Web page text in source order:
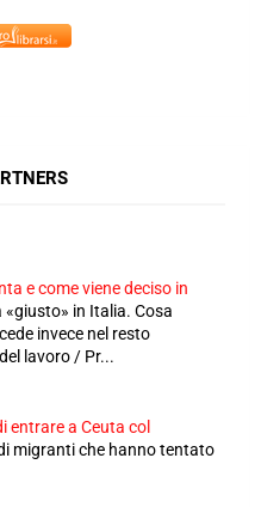
e come viene deciso in
in Italia. Cosa
invece nel resto
lavoro / Pr...
entrare a Ceuta col
migranti che hanno tentato